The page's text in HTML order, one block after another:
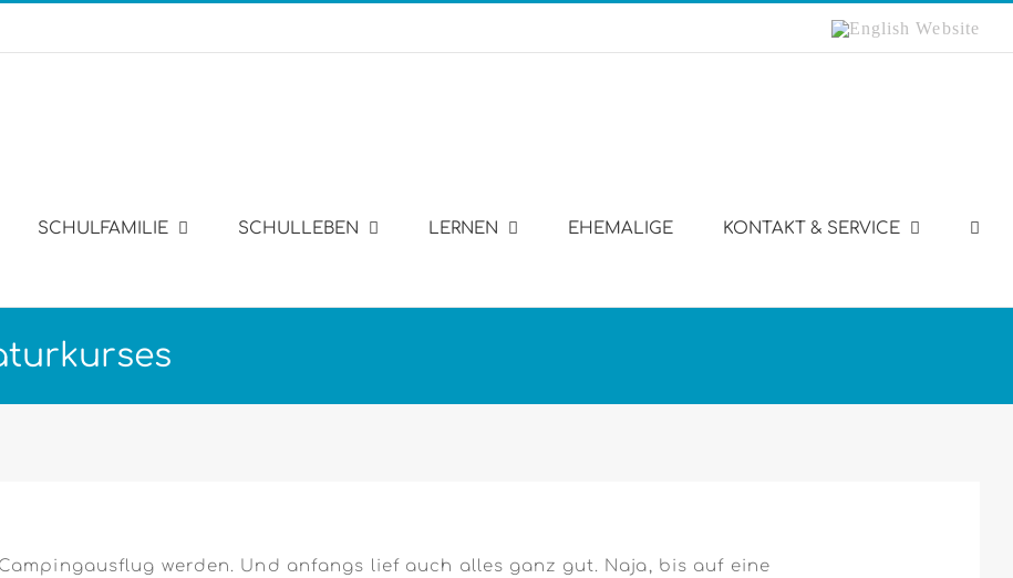
English
SCHULFAMILIE SCHULLEBEN LERNEN EHEMALIGE KONTAKT & SERVICE
werden. Und anfangs lief auch alles ganz gut. Naja, bis auf eine